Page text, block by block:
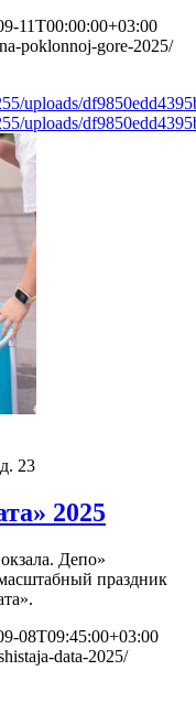
11T00:00:00+03:00
poklonnoj-gore-2025/
uploads/
uploads/
23
2025
Депо»
праздник
08T09:45:00+03:00
data-2025/